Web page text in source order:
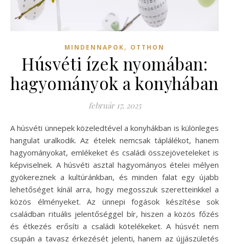
MINDENNAPOK, OTTHON
Húsvéti ízek nyomában:
hagyományok a konyhában
február 17, 2025
A húsvéti ünnepek közeledtével a konyhákban is különleges
hangulat uralkodik. Az ételek nemcsak táplálékot, hanem
hagyományokat, emlékeket és családi összejöveteleket is
képviselnek. A húsvéti asztal hagyományos ételei mélyen
gyökereznek a kultúránkban, és minden falat egy újabb
lehetőséget kínál arra, hogy megosszuk szeretteinkkel a
közös élményeket. Az ünnepi fogások készítése sok
családban rituális jelentőséggel bír, hiszen a közös főzés
és étkezés erősíti a családi kötelékeket. A húsvét nem
csupán a tavasz érkezését jelenti, hanem az újjászületés